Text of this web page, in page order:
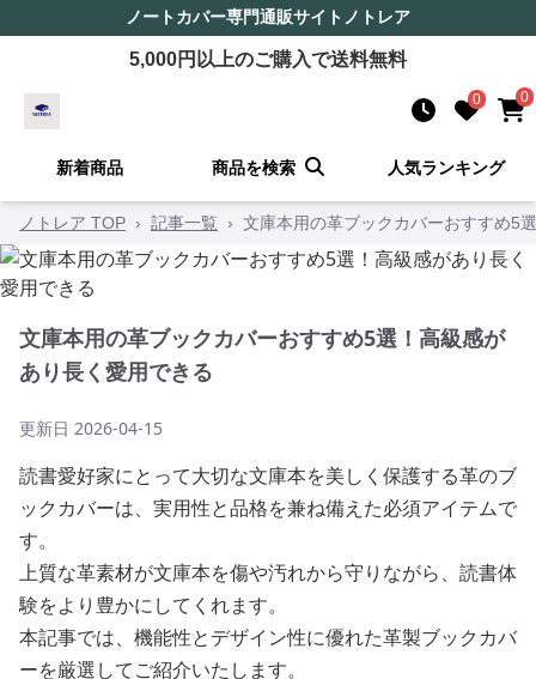
ノートカバー専門通販サイト ノトレア
5,000円以上のご購入で送料無料
0 0
新着商品 商品を検索 人気ランキング
ノトレア TOP › 記事一覧 › 文庫本用の革ブックカバーおすすめ5
文庫本用の革ブックカバーおすすめ5選！高級感が
あり長く愛用できる
更新日 2026-04-15
読書愛好家にとって大切な文庫本を美しく保護する革のブ
ックカバーは、実用性と品格を兼ね備えた必須アイテムで
す。
上質な革素材が文庫本を傷や汚れから守りながら、読書体
験をより豊かにしてくれます。
本記事では、機能性とデザイン性に優れた革製ブックカバ
ーを厳選してご紹介いたします。